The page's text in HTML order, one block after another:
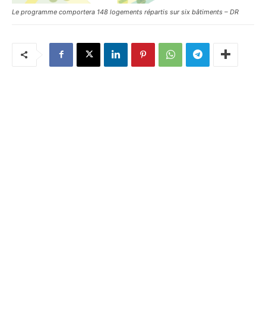
Le programme comportera 148 logements répartis sur six bâtiments – DR